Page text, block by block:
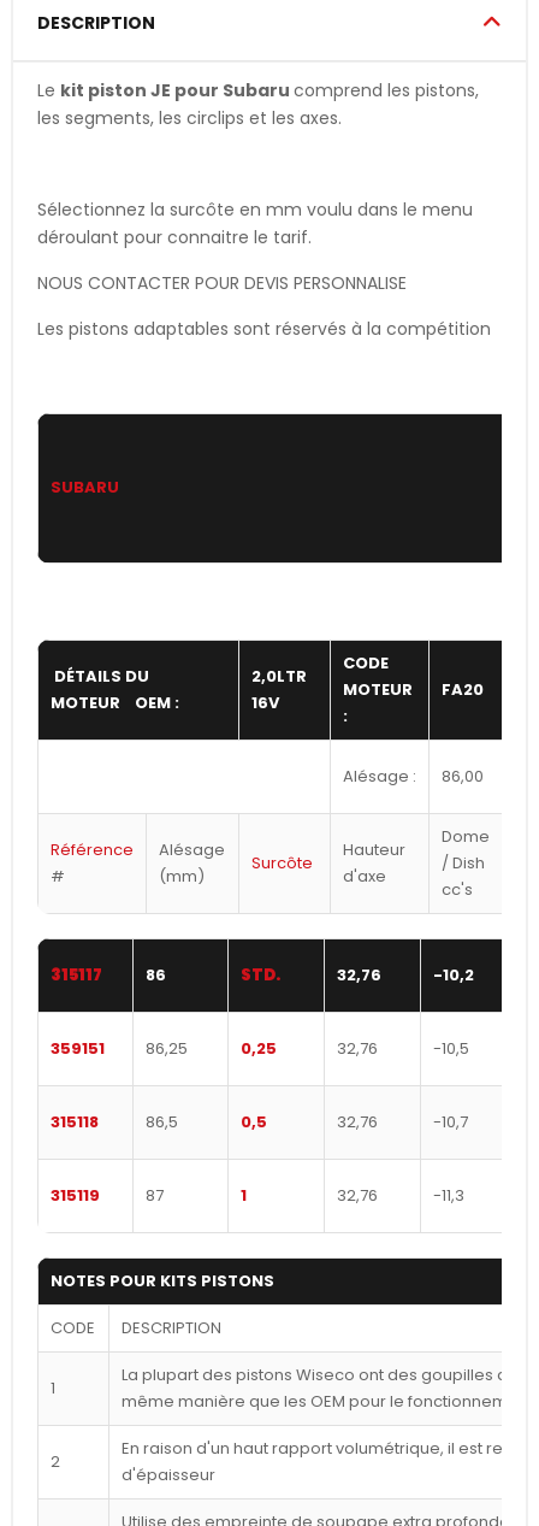
DESCRIPTION
Le kit piston JE pour Subaru comprend les pistons,
les segments, les circlips et les axes.
Sélectionnez la surcôte en mm voulu dans le menu
déroulant pour connaitre le tarif.
NOUS CONTACTER POUR DEVIS PERSONNALISE
Les pistons adaptables sont réservés à la compétition
SUBARU
DÉTAILS DU
MOTEUR OEM :
2,0LTR
16V
CODE
MOTEUR
:
FA20
Alésage : 86,00
Référence
#
Alésage
(mm)
Surcôte
Hauteur
d'axe
Dome
/ Dish
cc's
315117 86 STD. 32,76 -10,2
359151 86,25 0,25 32,76 -10,5
315118 86,5 0,5 32,76 -10,7
315119 87 1 32,76 -11,3
NOTES POUR KITS PISTONS
CODE DESCRIPTION
1
La plupart des pistons Wiseco ont des goupilles
même manière que les OEM pour le
2
En raison d'un haut rapport volumétrique, il est
d'épaisseur